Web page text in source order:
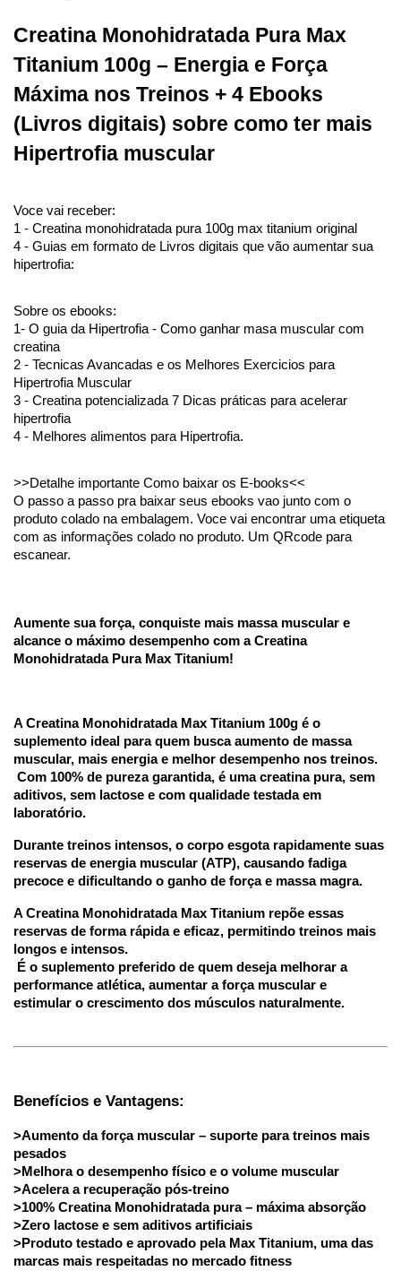
Creatina Monohidratada Pura Max
Titanium 100g – Energia e Força
Máxima nos Treinos + 4 Ebooks
(Livros digitais) sobre como ter mais
Hipertrofia muscular
Voce vai receber:
1 - Creatina monohidratada pura 100g max titanium original
4 - Guias em formato de Livros digitais que vão aumentar sua
hipertrofia:
Sobre os ebooks:
1- O guia da Hipertrofia - Como ganhar masa muscular com
creatina
2 - Tecnicas Avancadas e os Melhores Exercicios para
Hipertrofia Muscular
3 - Creatina potencializada 7 Dicas práticas para acelerar
hipertrofia
4 - Melhores alimentos para Hipertrofia.
>>Detalhe importante Como baixar os E-books<<
O passo a passo pra baixar seus ebooks vao junto com o
produto colado na embalagem. Voce vai encontrar uma etiqueta
com as informações colado no produto. Um QRcode para
escanear.
Aumente sua força, conquiste mais massa muscular e
alcance o máximo desempenho com a Creatina
Monohidratada Pura Max Titanium!
A Creatina Monohidratada Max Titanium 100g é o
suplemento ideal para quem busca aumento de massa
muscular, mais energia e melhor desempenho nos treinos.
aditivos, sem lactose e com qualidade testada em
laboratório.
Durante treinos intensos, o corpo esgota rapidamente suas
reservas de energia muscular (ATP), causando fadiga
precoce e dificultando o ganho de força e massa magra.
A Creatina Monohidratada Max Titanium repõe essas
reservas de forma rápida e eficaz, permitindo treinos mais
longos e intensos.
performance atlética, aumentar a força muscular e
estimular o crescimento dos músculos naturalmente.
Benefícios e Vantagens:
>Aumento da força muscular – suporte para treinos mais
pesados
>Melhora o desempenho físico e o volume muscular
>Acelera a recuperação pós-treino
>100% Creatina Monohidratada pura – máxima absorção
>Zero lactose e sem aditivos artificiais
>Produto testado e aprovado pela Max Titanium, uma das
marcas mais respeitadas no mercado fitness